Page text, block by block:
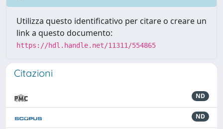
Utilizza questo identificativo per citare o creare un
link a questo documento:
https://hdl.handle.net/11311/554865
Citazioni
ND
ND